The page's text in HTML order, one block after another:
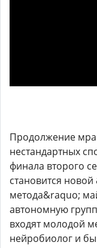
Продолжение
нестандартных
финала второго
становится
метода&raquo;
автономную
входят молодой
нейробиолог и